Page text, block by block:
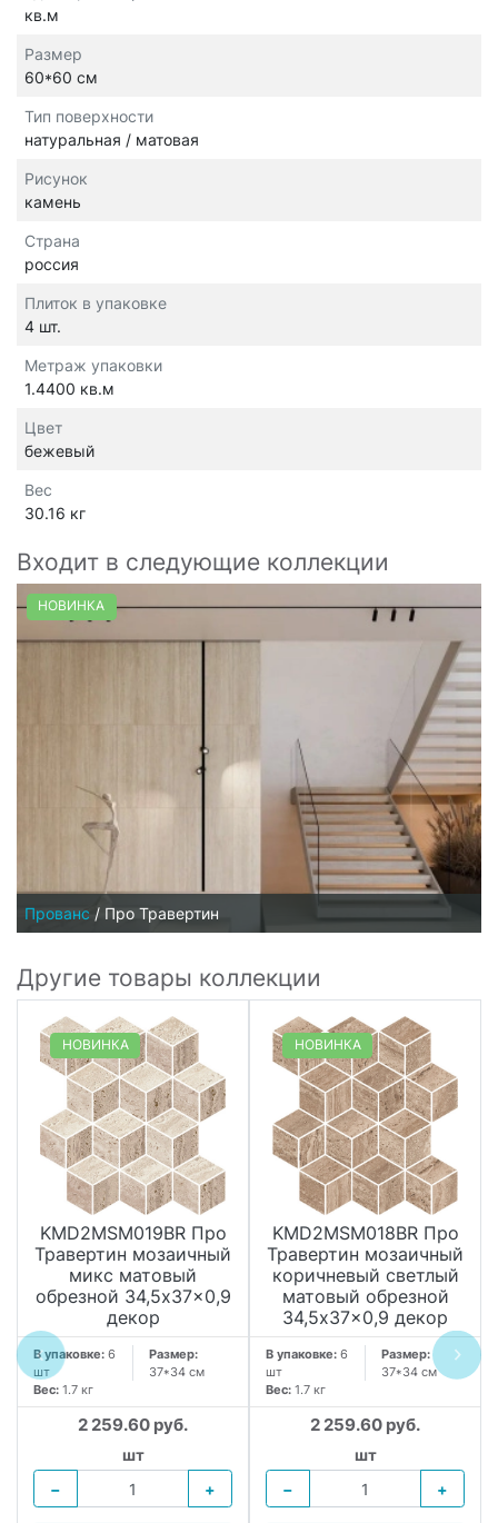
кв.м
Размер
60*60 см
Тип поверхности
натуральная / матовая
Рисунок
камень
Страна
россия
Плиток в упаковке
4 шт.
Метраж упаковки
1.4400 кв.м
Цвет
бежевый
Вес
30.16 кг
Входит в следующие коллекции
НОВИНКА
Прованс / Про Травертин
Другие товары коллекции
НОВИНКА
KMD2MSM019BR Про
Травертин мозаичный
микс матовый
обрезной 34,5x37x0,9
декор
В упаковке: 6
шт
Размер:
37*34 см
Вес: 1.7 кг
2 259.60 руб.
шт
−
+
НОВИНКА
KMD2MSM018BR Про
Травертин мозаичный
коричневый светлый
матовый обрезной
34,5x37x0,9 декор
В упаковке: 6
шт
Размер:
37*34 см
Вес: 1.7 кг
2 259.60 руб.
шт
−
+